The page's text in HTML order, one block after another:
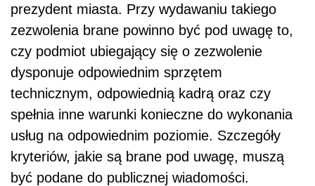
prezydent miasta. Przy wydawaniu takiego
zezwolenia brane powinno być pod uwagę to,
czy podmiot ubiegający się o zezwolenie
dysponuje odpowiednim sprzętem
technicznym, odpowiednią kadrą oraz czy
spełnia inne warunki konieczne do wykonania
usług na odpowiednim poziomie. Szczegóły
kryteriów, jakie są brane pod uwagę, muszą
być podane do publicznej wiadomości.